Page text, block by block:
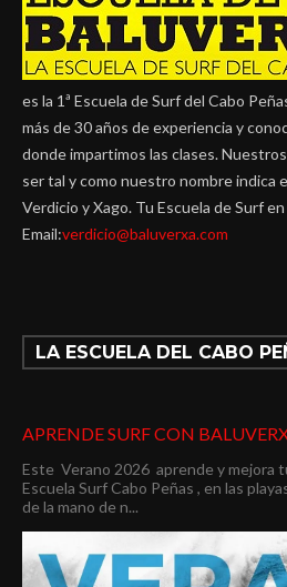
es la 1ª Escuela de Surf del Cabo
más de 30 años de experiencia y
donde impartimos las clases.
ser tal y como nuestro nombre indica
Verdicio y Xago. Tu Escuela de Surf
Email:verdicio@baluverxa.com
LA ESCUELA DEL CABO
APRENDE SURF CON
Este Verano 2026 aprende y mejora
Escuela Surf Cabo Peñas , en las
de la mano de n...